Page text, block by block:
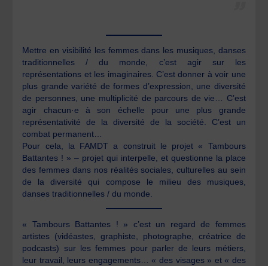
Mettre en visibilité les femmes dans les musiques, danses
traditionnelles / du monde, c’est agir sur les
représentations et les imaginaires. C’est donner à voir une
plus grande variété de formes d’expression, une diversité
de personnes, une multiplicité de parcours de vie… C’est
agir chacun·e à son échelle pour une plus grande
représentativité de la diversité de la société. C’est un
combat permanent…
Pour cela, la FAMDT a construit le projet « Tambours
Battantes ! » – projet qui interpelle, et questionne la place
des femmes dans nos réalités sociales, culturelles au sein
de la diversité qui compose le milieu des musiques,
danses traditionnelles / du monde.
« Tambours Battantes ! » c’est un regard de femmes
artistes (vidéastes, graphiste, photographe, créatrice de
podcasts) sur les femmes pour parler de leurs métiers,
leur travail, leurs engagements… « des visages » et « des